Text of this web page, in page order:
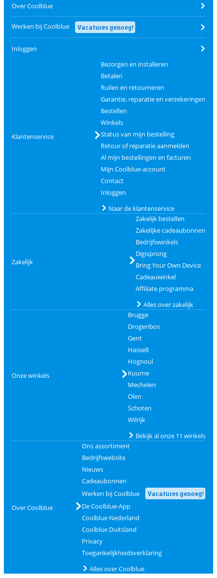
Over Coolblue
Werken bij Coolblue Vacatures genoeg!
Inloggen
Klantenservice
Bezorgen en installeren
Betalen
Ruilen en retourneren
Garantie, reparatie en verzekeringen
Bestellen
Winkels
Status van mijn bestelling
Retour of reparatie aanmelden
Al mijn bestellingen en facturen
Mijn Coolblue-account
Contact
Inloggen
Naar de klantenservice
Zakelijk
Zakelijk bestellen
Zakelijke cadeaubonnen
Bedrijfswinkels
Digisprong
Bring Your Own Device
Cadeauwinkel
Affiliate programma
Alles over zakelijk
Onze winkels
Brugge
Drogenbos
Gent
Hasselt
Hognoul
Kuurne
Mechelen
Olen
Schoten
Wilrijk
Bekijk al onze 11 winkels
Over Coolblue
Ons assortiment
Bedrijfswebsite
Nieuws
Cadeaubonnen
Werken bij Coolblue
Vacatures genoeg!
De Coolblue-App
Coolblue Nederland
Coolblue Duitsland
Privacy
Toegankelijkheidsverklaring
Alles over Coolblue